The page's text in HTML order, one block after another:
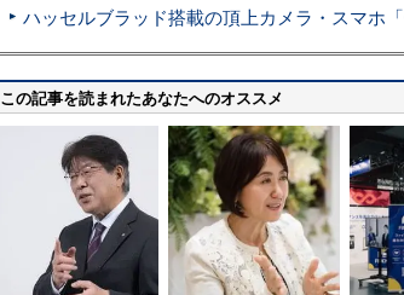
この記事を読まれたあなたへのオススメ